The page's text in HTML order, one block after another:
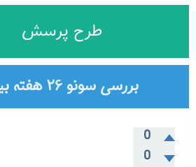
طرح پرسش
بررسی سونو ۲۶ هفته بیومتری
0
0